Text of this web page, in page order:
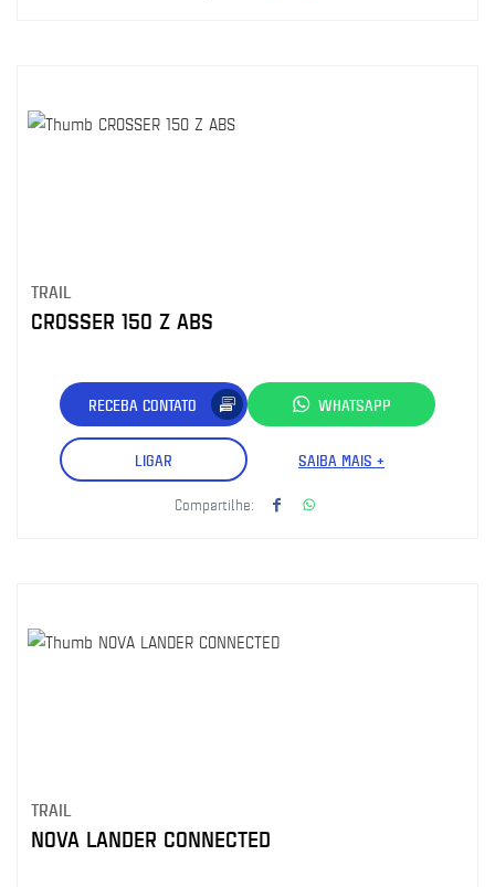
TRAIL
CROSSER 150 Z ABS
RECEBA CONTATO WHATSAPP
LIGAR SAIBA MAIS +
Compartilhe:
TRAIL
NOVA LANDER CONNECTED